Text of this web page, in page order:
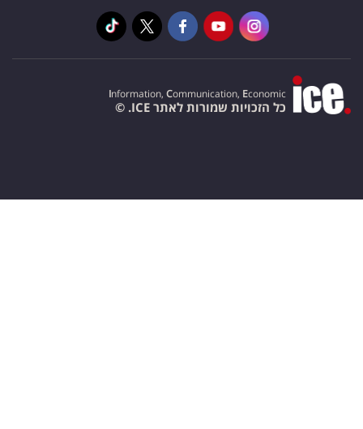
Information, Communication, Economic
כל הזכויות שמורות לאתר ICE. ©